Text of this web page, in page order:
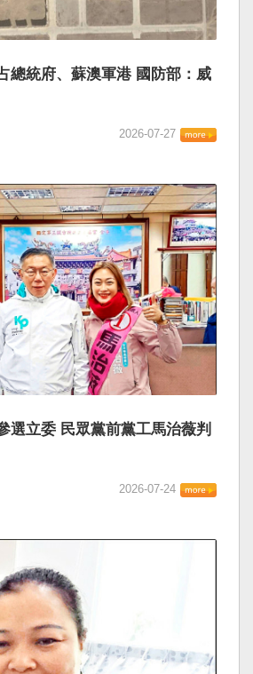
總統府、蘇澳軍港 國防部：威
2026-07-27
選立委 民眾黨前黨工馬治薇判
2026-07-24